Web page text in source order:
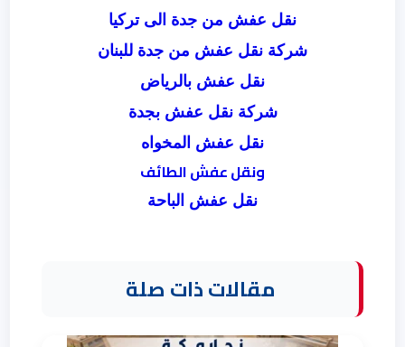
نقل عفش من جدة الى تركيا
شركة نقل عفش من جدة للبنان
نقل عفش بالرياض
شركة نقل عفش بجدة
نقل عفش المخواه
ونقل عفش الطائف
نقل عفش الباحة
مقالات ذات صلة